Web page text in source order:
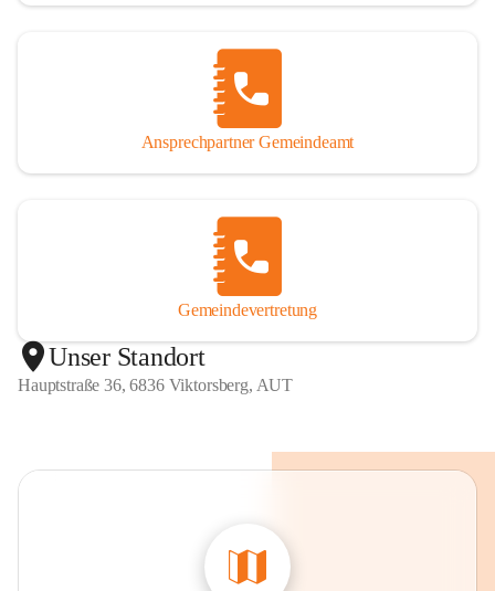
Ansprechpartner Gemeindeamt
Gemeindevertretung
Unser Standort
Hauptstraße 36, 6836 Viktorsberg, AUT